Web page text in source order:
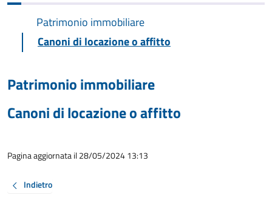
Patrimonio immobiliare
Canoni di locazione o affitto
Patrimonio immobiliare
Canoni di locazione o affitto
Pagina aggiornata il 28/05/2024 13:13
Indietro